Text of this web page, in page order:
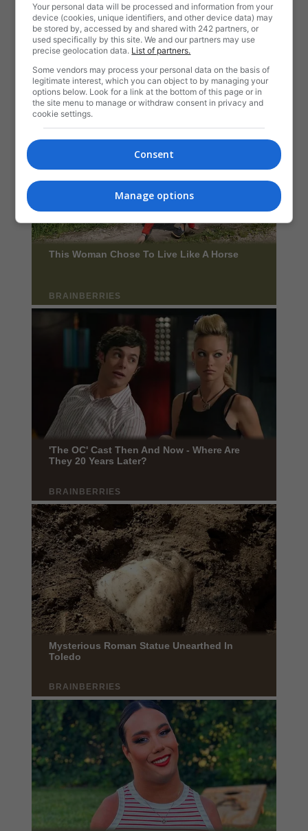
Your personal data will be processed and information from your
device (cookies, unique identifiers, and other device data) may
be stored by, accessed by and shared with 242 partners, or
used specifically by this site. We and our partners may use
precise geolocation data. List of partners.
Some vendors may process your personal data on the basis of
legitimate interest, which you can object to by managing your
options below. Look for a link at the bottom of this page or in
the site menu to manage or withdraw consent in privacy and
cookie settings.
Consent
Manage options